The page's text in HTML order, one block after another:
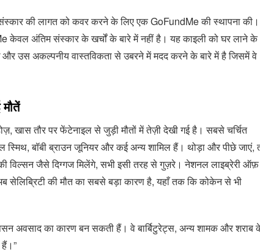
की लागत को कवर करने के लिए एक GoFundMe की स्थापना की।
अंतिम संस्कार के खर्चों के बारे में नहीं है। यह काइली को घर लाने के
उस अकल्पनीय वास्तविकता से उबरने में मदद करने के बारे में है जिसमें वे
खास तौर पर फेंटेनाइल से जुड़ी मौतों में तेज़ी देखी गई है। सबसे चर्चित
स्मिथ, बॉबी ब्राउन जूनियर और कई अन्य शामिल हैं। थोड़ा और पीछे जाएं,
विल्सन जैसे दिग्गज मिलेंगे, सभी इसी तरह से गुज़रे। नेशनल लाइब्रेरी ऑफ़
सेलिब्रिटी की मौत का सबसे बड़ा कारण है, यहाँ तक कि कोकेन से भी
अवसाद का कारण बन सकती हैं। वे बार्बिटुरेट्स, अन्य शामक और शराब